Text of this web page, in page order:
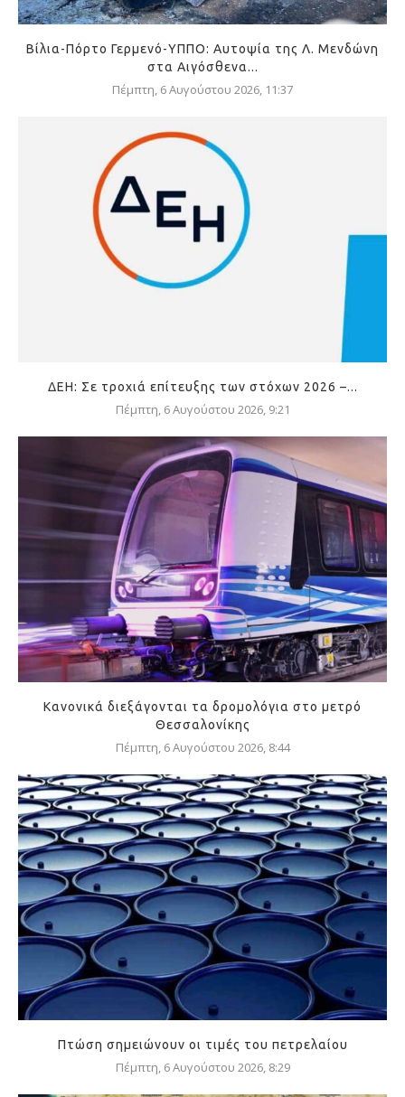
Βίλια-Πόρτο Γερμενό-ΥΠΠΟ: Αυτοψία της Λ. Μενδώνη
στα Αιγόσθενα...
Πέμπτη, 6 Αυγούστου 2026, 11:37
ΔΕΗ: Σε τροχιά επίτευξης των στόχων 2026 –...
Πέμπτη, 6 Αυγούστου 2026, 9:21
Κανονικά διεξάγονται τα δρομολόγια στο μετρό
Θεσσαλονίκης
Πέμπτη, 6 Αυγούστου 2026, 8:44
Πτώση σημειώνουν οι τιμές του πετρελαίου
Πέμπτη, 6 Αυγούστου 2026, 8:29